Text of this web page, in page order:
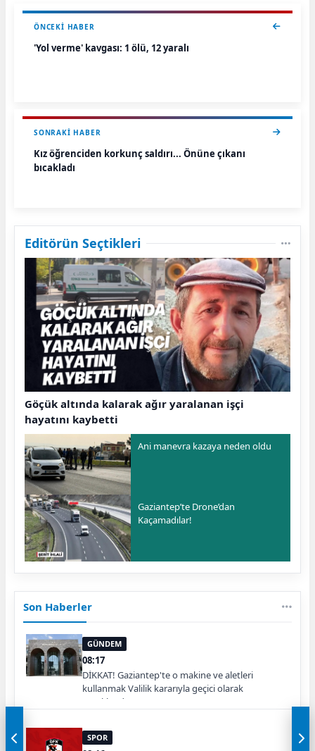
ÖNCEKI HABER
'Yol verme' kavgası: 1 ölü, 12 yaralı
SONRAKI HABER
Kız öğrenciden korkunç saldırı... Önüne çıkanı
bıçakladı
Editörün Seçtikleri
Göçük altında kalarak ağır yaralanan işçi
hayatını kaybetti
Ani manevra kazaya neden oldu
Gaziantep’te Drone’dan
Kaçamadılar!
Son Haberler
GÜNDEM
08:17
DİKKAT! Gaziantep'te o makine ve aletleri
kullanmak Valilik kararıyla geçici olarak
yasaklandı
SPOR